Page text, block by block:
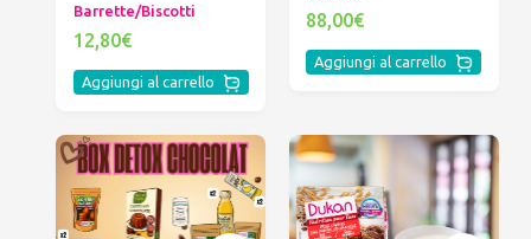
Barrette/Biscotti
12,80€
Aggiungi al carrello
88,00€
Aggiungi al carrello